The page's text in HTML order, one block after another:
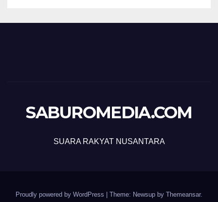
SABUROMEDIA.COM
SUARA RAKYAT NUSANTARA
Proudly powered by WordPress | Theme: Newsup by Themeansar.